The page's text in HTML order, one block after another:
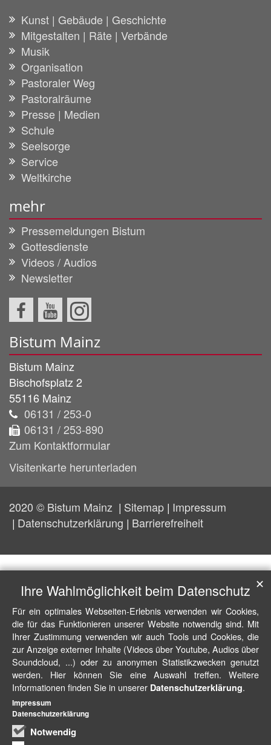
Kunst | Gebäude | Geschichte
Mitgestalten | Räte | Verbände
Musik
Organisation
Pastoraler Weg
Pastoralräume
Presse | Medien
Schule
Seelsorge
Service
Weltkirche
mehr
Pressemeldungen Bistum
Gottesdienste
Videos / Audios
Newsletter
Bistum Mainz
Bistum Mainz
Bischofsplatz 2
55116 Mainz
06131 / 253-0
06131 / 253-890
Zum Kontaktformular
Visitenkarte herunterladen
2020 © Bistum Mainz Sitemap Impressum
Datenschutzerklärung
Barrierefreiheit
Ihre Wahlmöglichkeit beim Datenschutz
Für ein optimales Webseiten-Erlebnis verwenden wir Cookies,
die für das Funktionieren unserer Website notwendig sind. Mit
Ihrer Zustimmung verwenden wir auch Tools und Cookies, die
zur Anzeige externer Inhalte (Videos über Youtube, Audios über
Soundcloud, ...) oder zu anonymen Statistikzwecken genutzt
werden. Hier können Sie eine Auswahl treffen. Weitere
Informationen finden Sie in unserer Datenschutzerklärung.
Notwendig
✕
Impressum
Datenschutzerklärung